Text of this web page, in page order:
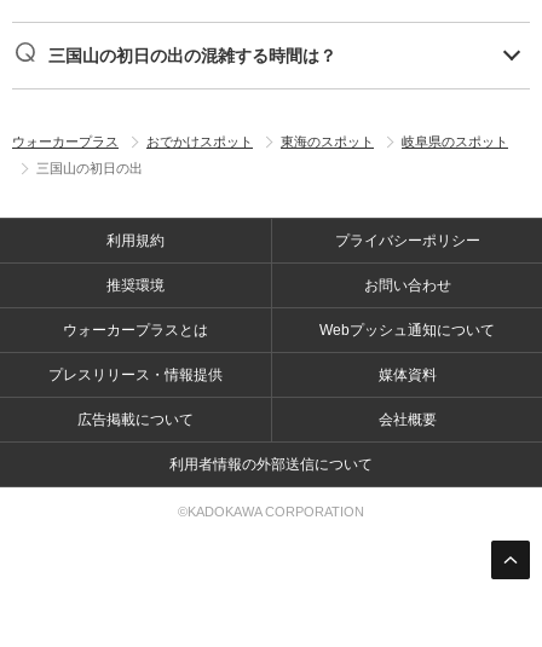
三国山の初日の出の混雑する時間は？
ウォーカープラス おでかけスポット 東海のスポット
岐阜県のスポット
三国山の初日の出
利用規約 プライバシーポリシー
推奨環境 お問い合わせ
ウォーカープラスとは Webプッシュ通知について
プレスリリース・情報提供 媒体資料
広告掲載について 会社概要
利用者情報の外部送信について
©KADOKAWA CORPORATION